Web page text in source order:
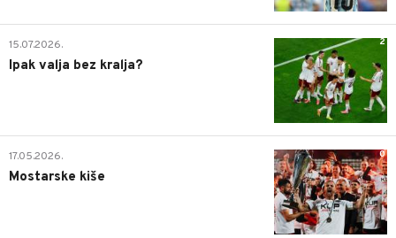
2
15.07.2026.
Ipak valja bez kralja?
0
17.05.2026.
Mostarske kiše